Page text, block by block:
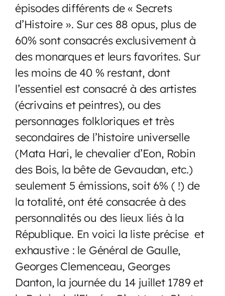
épisodes différents de « Secrets
d’Histoire ». Sur ces 88 opus, plus de
60% sont consacrés exclusivement à
des monarques et leurs favorites. Sur
les moins de 40 % restant, dont
l’essentiel est consacré à des artistes
(écrivains et peintres), ou des
personnages folkloriques et très
secondaires de l’histoire universelle
(Mata Hari, le chevalier d’Eon, Robin
des Bois, la bête de Gevaudan, etc.)
seulement 5 émissions, soit 6% ( !) de
la totalité, ont été consacrée à des
personnalités ou des lieux liés à la
République. En voici la liste précise et
exhaustive : le Général de Gaulle,
Georges Clemenceau, Georges
Danton, la journée du 14 juillet 1789 et